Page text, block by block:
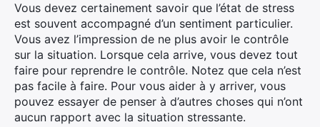
Vous devez certainement savoir que l’état de stress
est souvent accompagné d’un sentiment particulier.
Vous avez l’impression de ne plus avoir le contrôle
sur la situation. Lorsque cela arrive, vous devez tout
faire pour reprendre le contrôle. Notez que cela n’est
pas facile à faire. Pour vous aider à y arriver, vous
pouvez essayer de penser à d’autres choses qui n’ont
aucun rapport avec la situation stressante.